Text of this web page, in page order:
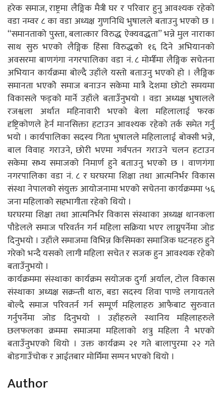
हरेक समाज, राष्ट्रमा लैङ्गिक मैत्री घर र परिवार हुनु आवश्यक रहेको
वडा नम्वर ८ का वडा अध्यक्ष गुणनिधि भुषालले बताउनु भएको छ ।
“समानताको पुस्ता, बलात्कार विरुद्ध ऐक्यवद्धता” भन्ने मुल नाराका
साथ सुरु भएको लैङ्गिक हिंसा विरुद्धको १६ दिने अभियानको
अवसरमा बाणगंगा नगरपालिका वडा नं. ८ मोर्मीमा लैङ्गिक सचेतना
अभियान कार्यक्रमा बोल्दै उहाँले यस्तो बताउनु भएको हो । लैङ्गिक
समानता भएकोे समाज बनाउन सकेमा मात्रै देशमा छोटो समयमा
विकासले फड्को मार्ने उहाँले बताउँनुभयो । वडा अध्यक्ष भुषालले
रजश्वला अर्थात महिनावारी भएको बेला महिलालाई फरक
दृष्ट्रिकोणले हेर्न मानसिक्ता हटाउन आवश्यक रहेको तर्क समेत गर्नु
भयो । कार्यपालिका सदस्य गिता भुषालले महिलालाई बोक्सी भन्ने,
बाल विवाह गराउने, छोरी भएमा गर्वपतन गराउने चलन हटाउन
सकेमा सभ्य समाजको निमार्ण हुने बताउनु भएको छ । वाणगंगा
नगरपालिका वडा नं. ८ र घरघरमा शिक्षा तथा आत्मनिर्भर विकास
संस्था नेपालको संयुक्त आयोजनामा भएको सचेतना कार्यक्रममा ५६
जना महिलाको सहभागीता रहेको थियो ।
घरघरमा शिक्षा तथा आत्मनिर्भर विकास संस्थाका अध्यक्ष थानकला
पौडेलले समाज परिवर्तन गर्न महिला सक्रिया भएर लाग्नुपर्नेमा जोड
दिनुभयो । उहाँले समाजमा विभिन्न किसिमका समाजिक घटनहरु हुने
गरेको भन्दै यसको लागी महिला सचेत र सजक हुन आवश्यक रहेको
बताउँनुभयो ।
कार्यक्रममा संस्थाका कार्यक्रम सयोजक दुर्गा अर्याल, टोल विकास
संस्थाका अध्यक्ष सक्रन्ती थारु, बडा सदस्य शिवा पाण्डे लगायतले
बोल्दै समाज परिवतर्न गर्न सम्पूर्ण महिलाहरु आफैबाट सुरुवात
गर्नुपर्नेमा जोड दिनुभयो । उहाँहरुले स्थानिय महिलाहरुले
छलफलका क्रममा समाजमा महिलाको शत्रु महिला नै भएको
बताउँनुभएको थियो । उक्त कार्यक्रम २१ गते बालापुरमा २२ गते
बोडगाउँचोक र आईतबार मोर्मिमा सम्पन भएको थियो ।
Author